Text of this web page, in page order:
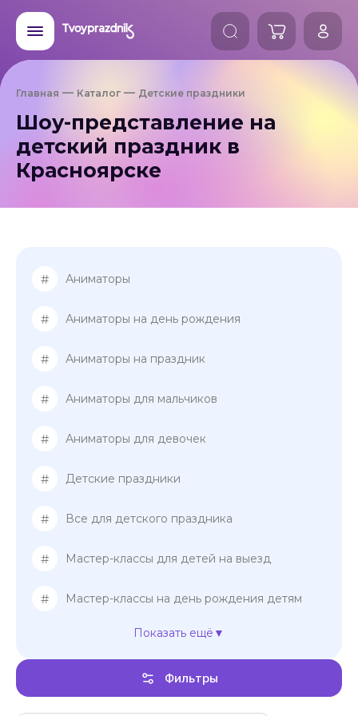
Главная Каталог Детские праздники
Шоу-представление на
детский праздник в
Красноярске
# Аниматоры
# Аниматоры на день рождения
# Аниматоры на праздник
# Аниматоры для мальчиков
# Аниматоры для девочек
# Детские праздники
# Все для детского праздника
# Мастер-классы для детей на выезд
# Мастер-классы на день рождения детям
Мастер-классы для девочек
Мастер-классы для мальчиков
Шоу-представление на день рождения
Показать ещё
Фильтры